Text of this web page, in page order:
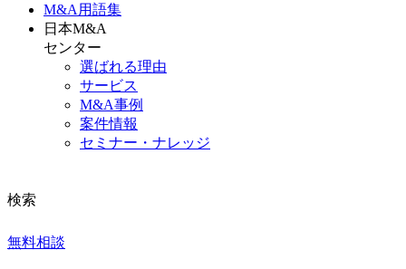
M&A 用語集
日本M&A
センター
選ばれる理由
サービス
M&A事例
案件情報
セミナー・ナレッジ
検索
無料相談